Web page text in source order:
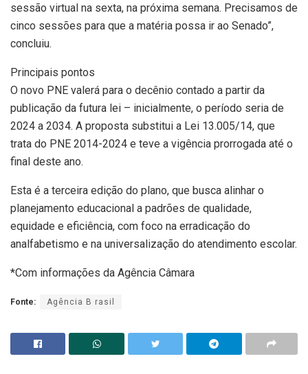
sessão virtual na sexta, na próxima semana. Precisamos de
cinco sessões para que a matéria possa ir ao Senado”,
concluiu.
Principais pontos
O novo PNE valerá para o decênio contado a partir da
publicação da futura lei – inicialmente, o período seria de
2024 a 2034. A proposta substitui a Lei 13.005/14, que
trata do PNE 2014-2024 e teve a vigência prorrogada até o
final deste ano.
Esta é a terceira edição do plano, que busca alinhar o
planejamento educacional a padrões de qualidade,
equidade e eficiência, com foco na erradicação do
analfabetismo e na universalização do atendimento escolar.
*Com informações da Agência Câmara
Fonte: Agência B rasil